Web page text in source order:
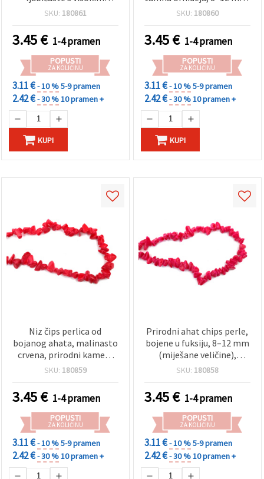
sjajem, 8–12 mm, ~85 cm
perle za izradu nakita, DIY
perlanje i hobi
rukotvorine
SKU: 180861
3.45€ 1-4 pramen
POPUSTI
ZA KOLIČINU
3.11 €- 10 %5-9 pramen
2.42 €- 30 %10 pramen +
KUPI
~85 cm, za izradu nakita
SKU: 180860
3.45€ 1-4 pramen
POPUSTI
ZA KOLIČINU
3.11 €- 10 %5-9 pramen
2.42 €- 30 %10 pramen +
KUPI
Niz čips perlica od
bojanog ahata, malinasto
crvena, prirodni kamen,
mješovite veličine 8–12
za izradu nakita, DIY
ogrlice i narukvice
SKU: 180859
3.45€ 1-4 pramen
POPUSTI
ZA KOLIČINU
3.11 €- 10 %5-9 pramen
2.42 €- 30 %10 pramen +
Prirodni ahat chips perle,
bojene u fuksiju, 8–12 mm
(miješane veličine),
nepravilno polirane, puni
izradu nakita, DIY ogrlica i
narukvica
SKU: 180858
3.45€ 1-4 pramen
POPUSTI
ZA KOLIČINU
3.11 €- 10 %5-9 pramen
2.42 €- 30 %10 pramen +